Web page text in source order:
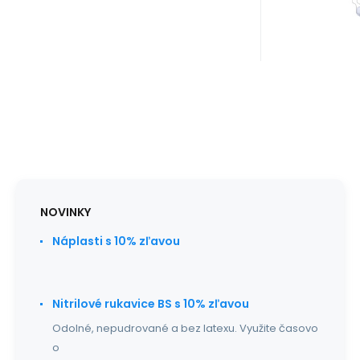
NOVINKY
Náplasti s 10% zľavou
Nitrilové rukavice BS s 10% zľavou
Odolné, nepudrované a bez latexu. Využite časovo
o